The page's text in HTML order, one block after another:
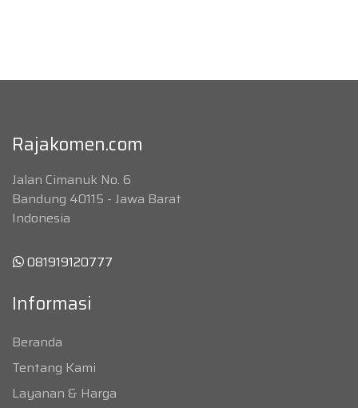
Rajakomen.com
Jalan Cimanuk No. 6
Bandung 40115 - Jawa Barat
Indonesia
081919120777
Informasi
Beranda
Tentang Kami
Layanan & Harga